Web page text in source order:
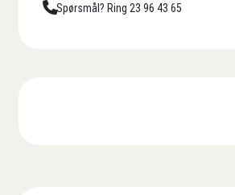
Spørsmål? Ring 23 96 43 65